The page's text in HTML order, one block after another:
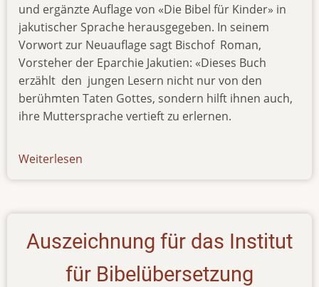
und ergänzte Auflage von «Die Bibel für Kinder» in
jakutischer Sprache herausgegeben. In seinem
Vorwort zur Neuauflage sagt Bischof Roman,
Vorsteher der Eparchie Jakutien: «Dieses Buch
erzählt den jungen Lesern nicht nur von den
berühmten Taten Gottes, sondern hilft ihnen auch,
ihre Muttersprache vertieft zu erlernen.
Weiterlesen
Auszeichnung für das Institut
für Bibelübersetzung